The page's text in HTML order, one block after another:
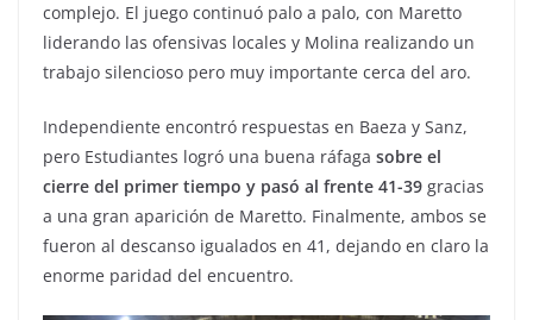
complejo. El juego continuó palo a palo, con Maretto
liderando las ofensivas locales y Molina realizando un
trabajo silencioso pero muy importante cerca del aro.
Independiente encontró respuestas en Baeza y Sanz,
pero Estudiantes logró una buena ráfaga sobre el
cierre del primer tiempo y pasó al frente 41-39 gracias
a una gran aparición de Maretto. Finalmente, ambos se
fueron al descanso igualados en 41, dejando en claro la
enorme paridad del encuentro.